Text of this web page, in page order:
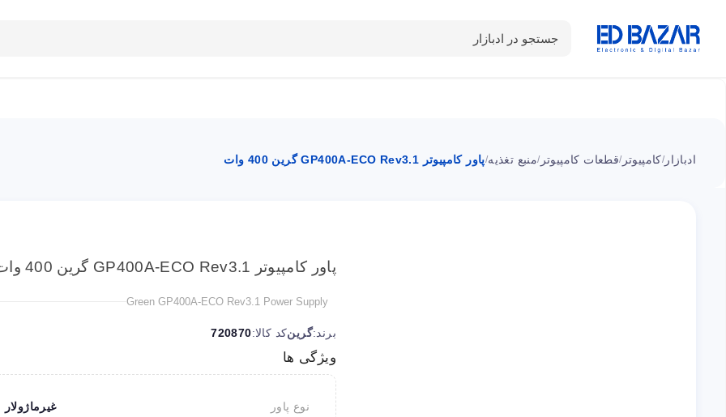
جستجو در ادبازار
دسته بندی محصولات
ادبازار /کامپیوتر /قطعات کامپیوتر /منبع تغذیه/پاور کامپیوتر GP400A-ECO Rev3.1 گرین 400 وات
پاور کامپیوتر GP400A-ECO Rev3.1 گرین 400 وات
Green GP400A-ECO Rev3.1 Power Supply
برند:گرینکد کالا:720870
ویژگی ها
نوع پاور غیرماژولار